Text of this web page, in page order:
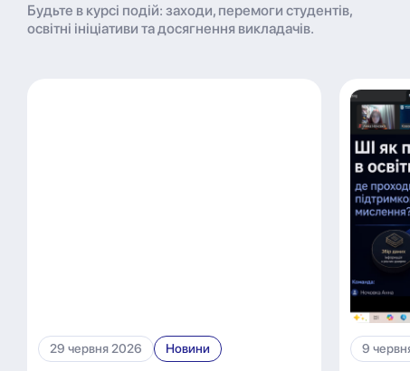
Будьте в курсі подій: заходи, перемоги студентів,
освітні ініціативи та досягнення викладачів.
29 червня 2026 Новини 9